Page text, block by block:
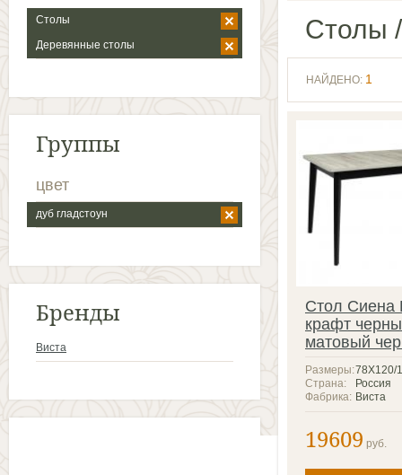
Столы
Деревянные столы
Группы
цвет
дуб гладстоун
Бренды
Виста
Столы /
НАЙДЕНО: 1
Стол Сиена
крафт
матовый
78Х120/
Размеры:
Россия
Страна:
Виста
Фабрика:
19609 руб.